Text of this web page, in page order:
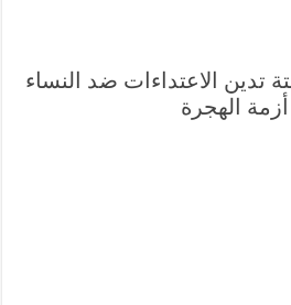
تدين الاعتداءات ضد النساء
الهجرة